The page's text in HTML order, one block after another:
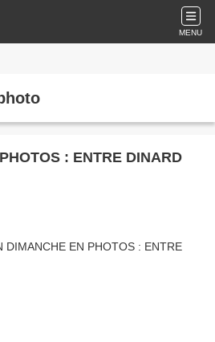
MENU
: ENTRE DINARD